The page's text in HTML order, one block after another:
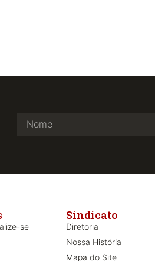
se
Sindicato
Diretoria
Nossa História
Mapa do Site